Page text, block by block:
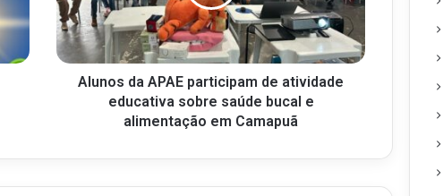
Alunos da APAE participam de atividade
educativa sobre saúde bucal e
alimentação em Camapuã